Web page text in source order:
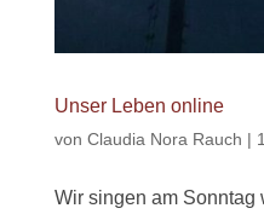
Unser Leben online
von Claudia Nora Rauch |
Wir singen am Sonntag